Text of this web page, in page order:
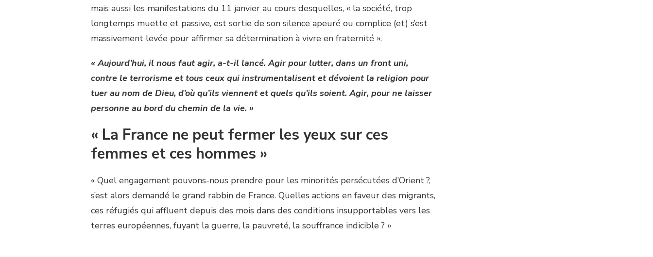
mais aussi les manifestations du 11 janvier au cours desquelles, « la société, trop
longtemps muette et passive, est sortie de son silence apeuré ou complice (et) s’est
massivement levée pour affirmer sa détermination à vivre en fraternité ».
« Aujourd’hui, il nous faut agir, a-t-il lancé. Agir pour lutter, dans un front uni,
contre le terrorisme et tous ceux qui instrumentalisent et dévoient la religion pour
tuer au nom de Dieu, d’où qu’ils viennent et quels qu’ils soient. Agir, pour ne laisser
personne au bord du chemin de la vie. »
« La France ne peut fermer les yeux sur ces
femmes et ces hommes »
« Quel engagement pouvons-nous prendre pour les minorités persécutées d’Orient ?,
s’est alors demandé le grand rabbin de France. Quelles actions en faveur des migrants,
ces réfugiés qui affluent depuis des mois dans des conditions insupportables vers les
terres européennes, fuyant la guerre, la pauvreté, la souffrance indicible ? »